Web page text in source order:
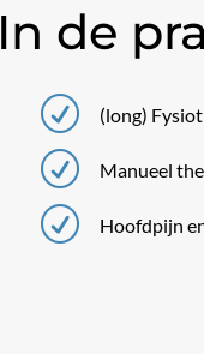
In de
R (long)
R Manueel
R Hoofdpijn